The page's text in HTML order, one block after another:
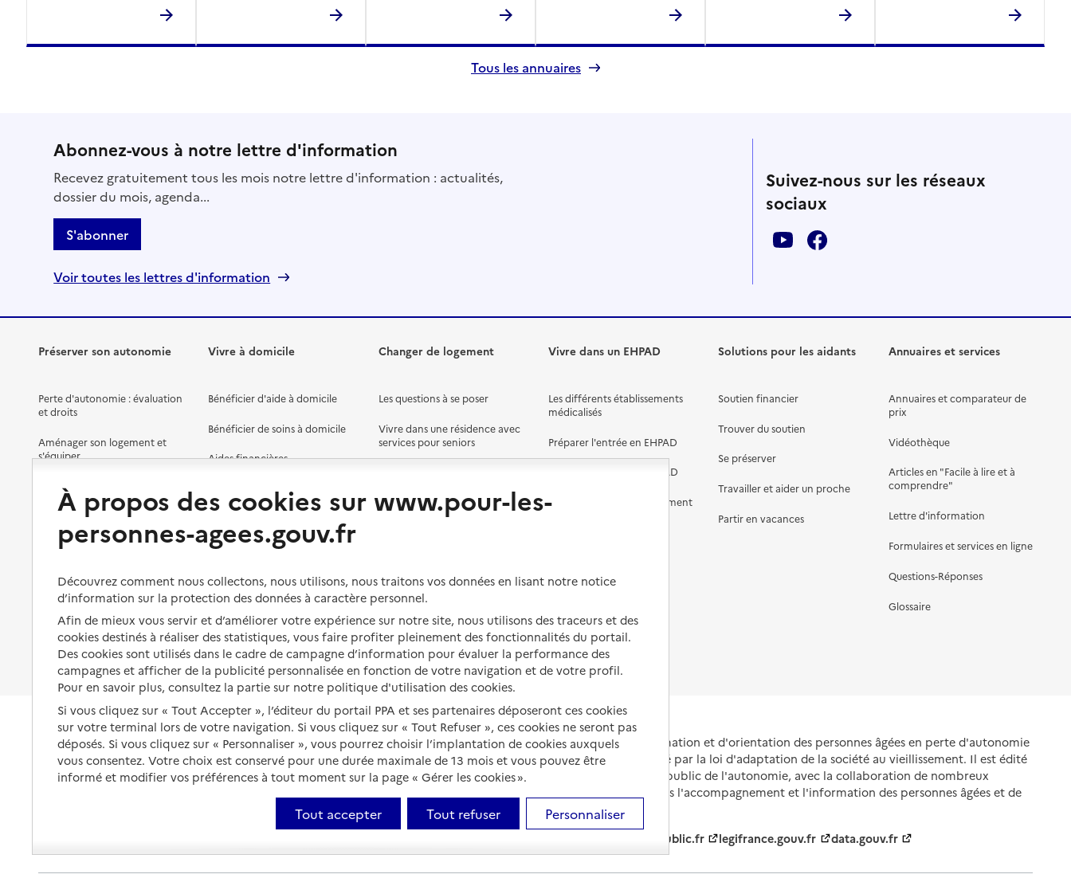
Tous les annuaires
Abonnez-vous à notre lettre d'information
Recevez gratuitement tous les mois notre lettre d'information : actualités,
dossier du mois, agenda...
S'abonner
Voir toutes les lettres d'information
Suivez-nous sur les réseaux
sociaux
Préserver son autonomie
Perte d'autonomie : évaluation
et droits
Aménager son logement et
s'équiper
Préserver son autonomie et sa
santé
Organiser à l'avance sa propre
protection
Les obligations de la famille
À qui s’adresser ?
Les politiques du grand âge
Vivre à domicile
Bénéficier d'aide à domicile
Bénéficier de soins à domicile
Aides financières
Vivre à domicile avec une
Être hospitalisé
Fin de vie à domicile
Changer de logement
Les questions à se poser
Vivre dans une résidence avec
services pour seniors
Vivre en accueil familial
Vivre dans un EHPAD
Les différents établissements
médicalisés
Préparer l'entrée en EHPAD
Aides financières en EHPAD
Prévention, accompagnement
Droits en EHPAD
Fin de vie en EHPAD
Solutions pour les aidants
Soutien financier
Trouver du soutien
Se préserver
Travailler et aider un proche
Partir en vacances
Annuaires et services
Annuaires et comparateur de
prix
Vidéothèque
Articles en "Facile à lire et à
comprendre"
Lettre d'information
Formulaires et services en ligne
Questions-Réponses
Glossaire
Portail national d'information et d'orientation des personnes âgées en perte d'autonomie
et de leurs proches, créé par la loi d'adaptation de la société au vieillissement. Il est édité
et animé par le Service public de l'autonomie, avec la collaboration de nombreux
partenaires engagés dans l'accompagnement et l'information des personnes âgées et de
leurs aidants.
service-public.fr legifrance.gouv.fr data.gouv.fr
À propos des cookies sur www.pour-les-
personnes-agees.gouv.fr
Découvrez comment nous collectons, nous utilisons, nous traitons vos données en lisant notre notice
d’information sur la protection des données à caractère personnel.
Afin de mieux vous servir et d’améliorer votre expérience sur notre site, nous utilisons des traceurs et des
cookies destinés à réaliser des statistiques, vous faire profiter pleinement des fonctionnalités du portail.
Des cookies sont utilisés dans le cadre de campagne d’information pour évaluer la performance des
campagnes et afficher de la publicité personnalisée en fonction de votre navigation et de votre profil.
Pour en savoir plus, consultez la partie sur notre politique d'utilisation des cookies.
Si vous cliquez sur « Tout Accepter », l’éditeur du portail PPA et ses partenaires déposeront ces cookies
sur votre terminal lors de votre navigation. Si vous cliquez sur « Tout Refuser », ces cookies ne seront pas
déposés. Si vous cliquez sur « Personnaliser », vous pourrez choisir l’implantation de cookies auxquels
vous consentez. Votre choix est conservé pour une durée maximale de 13 mois et vous pouvez être
informé et modifier vos préférences à tout moment sur la page « Gérer les cookies ».
Tout accepter Tout refuser Personnaliser